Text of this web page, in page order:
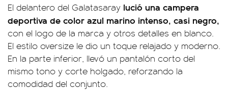
El delantero del Galatasaray lució una campera
deportiva de color azul marino intenso, casi negro,
con el logo de la marca y otros detalles en blanco.
El estilo oversize le dio un toque relajado y moderno.
En la parte inferior, llevó un pantalón corto del
mismo tono y corte holgado, reforzando la
comodidad del conjunto.